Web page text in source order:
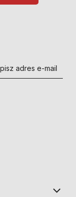
adres e-mail